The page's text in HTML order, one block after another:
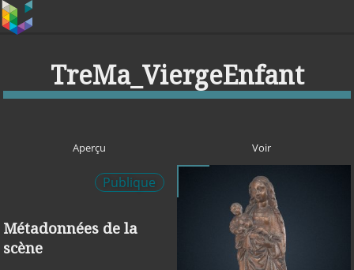
TreMa_ViergeEnfant
Aperçu Voir
Publique
Métadonnées de la
scène